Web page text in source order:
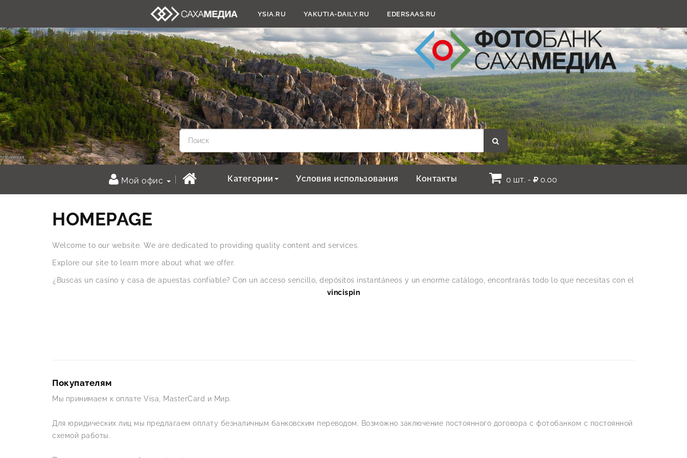
YSIA.RU YAKUTIA-DAILY.RU EDERSAAS.RU
Мой офис Категории Условия использования Контакты 0 шт. - 0.00
HOMEPAGE
Welcome to our website. We are dedicated to providing quality content and services.
Explore our site to learn more about what we offer.
¿Buscas un casino y casa de apuestas confiable? Con un acceso sencillo, depósitos instantáneos y un enorme catálogo, encontrarás todo lo que necesitas con el
vincispin
Покупателям
Мы принимаем к оплате Visa, MasterCard и Мир.
Для юридических лиц мы предлагаем оплату безналичным банковским переводом. Возможно заключение постоянного договора с фотобанком с постоянной
схемой работы.